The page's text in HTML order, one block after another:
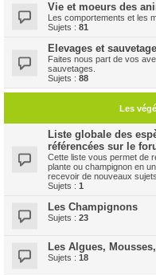
Vie et moeurs des
Les comportements et les
Sujets : 81
Elevages et
Faites nous part de vos
sauvetages.
Sujets : 88
Les
Liste globale des
référencées sur le
Cette liste vous permet de
plante ou champignon en
recevoir de nouveaux
Sujets : 1
Les Champignons
Sujets : 23
Les Algues,
Sujets : 18